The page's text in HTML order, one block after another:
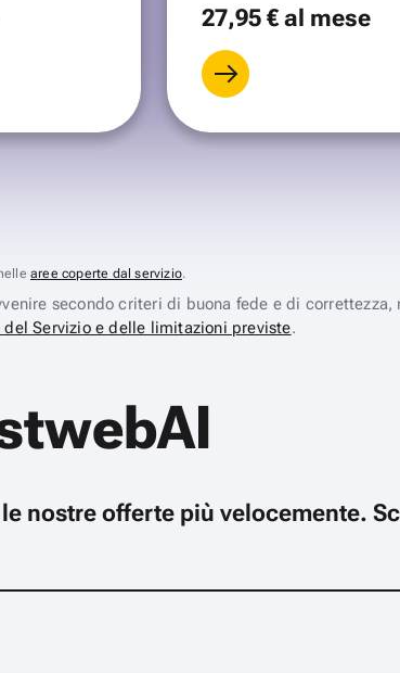
27,95 €al mese
aree coperte dal servizio.
secondo criteri di buona fede e di correttezza,
del Servizio e delle limitazioni previste.
nostre offerte più velocemente.